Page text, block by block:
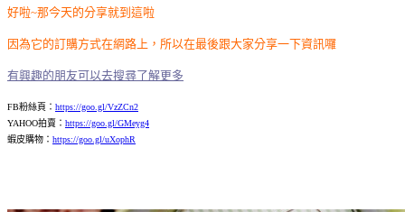
好啦~那今天的分享就到這啦
因為它的訂購方式在網路上，所以在最後跟大家分享一下資訊囉
有興趣的朋友可以去搜尋了解更多
FB粉絲頁： https://goo.gl/VzZCn2
YAHOO拍賣： https://goo.gl/GMeyg4
蝦皮購物： https://goo.gl/uXophR